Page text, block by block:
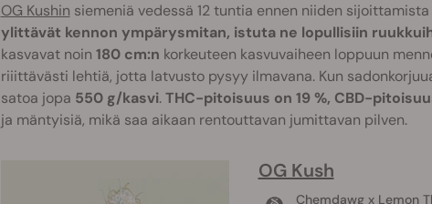
OG Kushin siemeniä vedessä 12 tuntia ennen niiden
ylittävät kennon ympärysmitan, istuta ne lopullisiin
kasvavat noin 180 cm:n korkeuteen kasvuvaiheen loppuun
riiittävästi lehtiä, jotta latvusto pysyy ilmavana. Kun
satoa jopa 550 g/kasvi.THC-pitoisuus on 19 %, CBD-
ja mäntyisiä, mikä saa aikaan rentouttavan jumittavan pilven.
OG Kush
Chemdawg x Lemon